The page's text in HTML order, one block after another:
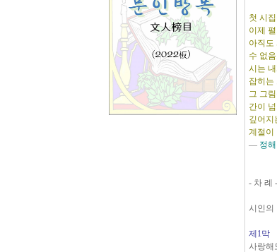
첫 시
이제
아직도
수 없
시는
잡히는
그 그
간이
깊어지
계절이
― 정
- 차 례 -
시인의
제1막
사랑해